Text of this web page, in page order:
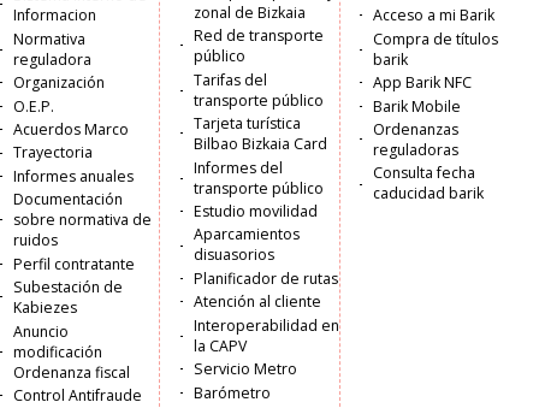
principal
Informacion
Normativa
reguladora
Organización
O.E.P.
Acuerdos Marco
Trayectoria
Informes anuales
Documentación
sobre normativa de
ruidos
Perfil contratante
Subestación de
Kabiezes
Anuncio
modificación
Ordenanza fiscal
Control Antifraude
zonal de Bizkaia
Red de transporte
público
Tarifas del
transporte público
Tarjeta turística
Bilbao Bizkaia Card
Informes del
transporte público
Estudio movilidad
Aparcamientos
disuasorios
Planificador de rutas
Atención al cliente
Interoperabilidad en
la CAPV
Servicio Metro
Barómetro
Acceso a mi Barik
Compra de títulos
barik
App Barik NFC
Barik Mobile
Ordenanzas
reguladoras
Consulta fecha
caducidad barik